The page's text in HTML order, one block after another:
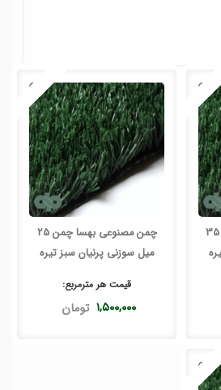
چمن مصنوعی بهسا چمن 35
چمن مصنوعی بهسا چمن 25
میل سوزنی پرنیان سبز تیره
قیمت هر مترمربع:
۱,۵۰۰,۰۰۰ تومان